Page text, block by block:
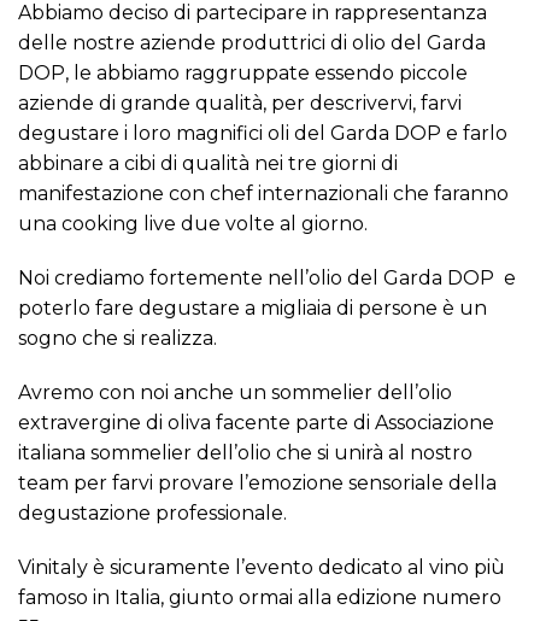
Abbiamo deciso di partecipare in rappresentanza
delle nostre aziende produttrici di olio del Garda
DOP, le abbiamo raggruppate essendo piccole
aziende di grande qualità, per descrivervi, farvi
degustare i loro magnifici oli del Garda DOP e farlo
abbinare a cibi di qualità nei tre giorni di
manifestazione con chef internazionali che faranno
una cooking live due volte al giorno.
Noi crediamo fortemente nell’olio del Garda DOP e
poterlo fare degustare a migliaia di persone è un
sogno che si realizza.
Avremo con noi anche un sommelier dell’olio
extravergine di oliva facente parte di Associazione
italiana sommelier dell’olio che si unirà al nostro
team per farvi provare l’emozione sensoriale della
degustazione professionale.
Vinitaly è sicuramente l’evento dedicato al vino più
famoso in Italia, giunto ormai alla edizione numero